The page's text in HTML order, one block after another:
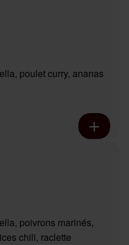
poulet curry, ananas
poivrons marinés,
chili, raclette